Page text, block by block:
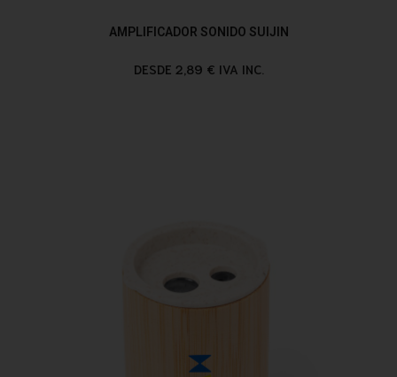
AMPLIFICADOR SONIDO SUIJIN
DESDE 2,89 € IVA INC.